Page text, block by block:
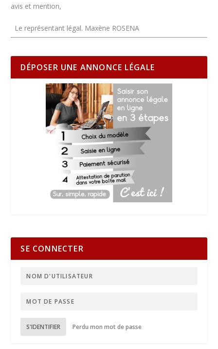
avis et mention,
Le représentant légal. Maxène ROSENA
DÉPOSER UNE ANNONCE LÉGALE
SE CONNECTER
S'IDENTIFIER Perdu mon mot de passe